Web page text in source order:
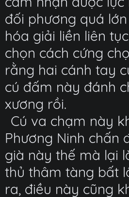
đối phương quá
hóa giải liền liên
chọn cách cứng
rằng hai cánh tay
cú đấm này đánh
xương rồi.
Cú va chạm này
Phương Ninh chấn
già này thế mà lại
thủ thâm tàng bất
ra, điều này cũng